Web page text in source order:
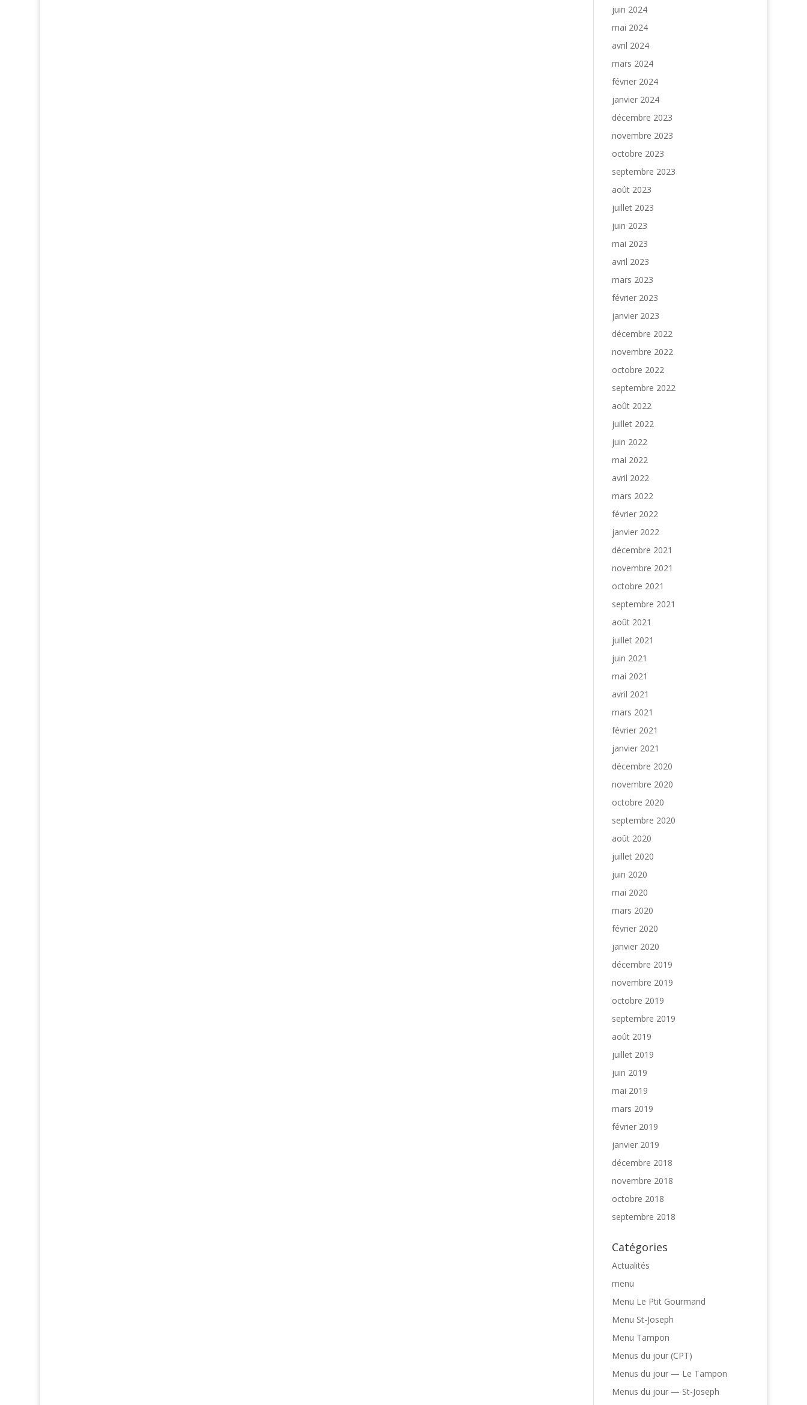
juin 2024
mai 2024
avril 2024
mars 2024
février 2024
janvier 2024
décembre 2023
novembre 2023
octobre 2023
septembre 2023
août 2023
juillet 2023
juin 2023
mai 2023
avril 2023
mars 2023
février 2023
janvier 2023
décembre 2022
novembre 2022
octobre 2022
septembre 2022
août 2022
juillet 2022
juin 2022
mai 2022
avril 2022
mars 2022
février 2022
janvier 2022
décembre 2021
novembre 2021
octobre 2021
septembre 2021
août 2021
juillet 2021
juin 2021
mai 2021
avril 2021
mars 2021
février 2021
janvier 2021
décembre 2020
novembre 2020
octobre 2020
septembre 2020
août 2020
juillet 2020
juin 2020
mai 2020
mars 2020
février 2020
janvier 2020
décembre 2019
novembre 2019
octobre 2019
septembre 2019
août 2019
juillet 2019
juin 2019
mai 2019
mars 2019
février 2019
janvier 2019
décembre 2018
novembre 2018
octobre 2018
septembre 2018
Catégories
Actualités
menu
Menu Le Ptit Gourmand
Menu St-Joseph
Menu Tampon
Menus du jour (CPT)
Menus du jour — Le Tampon
Menus du jour — St-Joseph